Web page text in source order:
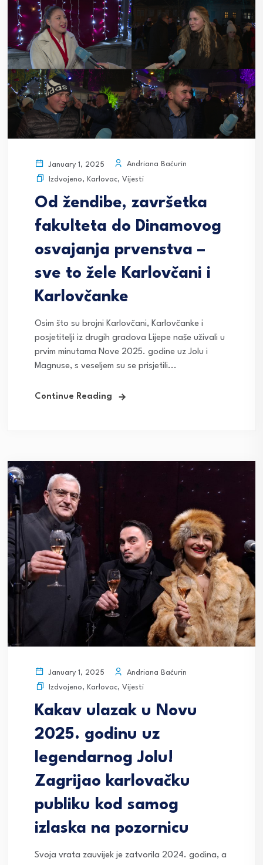
January 1, 2025
Andriana Baćurin
Izdvojeno, Karlovac, Vijesti
Od žendibe, završetka
fakulteta do Dinamovog
osvajanja prvenstva –
sve to žele Karlovčani i
Karlovčanke
Osim što su brojni Karlovčani, Karlovčanke i
posjetitelji iz drugih gradova Lijepe naše uživali u
prvim minutama Nove 2025. godine uz Jolu i
Magnuse, s veseljem su se prisjetili...
Continue Reading
January 1, 2025
Andriana Baćurin
Izdvojeno, Karlovac, Vijesti
Kakav ulazak u Novu
2025. godinu uz
legendarnog Jolu!
Zagrijao karlovačku
publiku kod samog
izlaska na pozornicu
Svoja vrata zauvijek je zatvorila 2024. godina, a